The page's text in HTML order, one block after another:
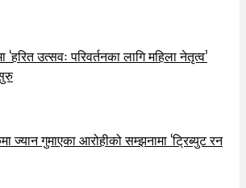
उत्सवः परिवर्तनका लागि महिला नेतृत्व’
ज्यान गुमाएका आरोहीको सम्झनामा ‘ट्रिब्युट रन